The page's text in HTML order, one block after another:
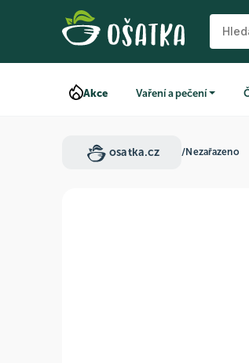
Akce Vaření a pečení
osatka.cz /Nezařazeno